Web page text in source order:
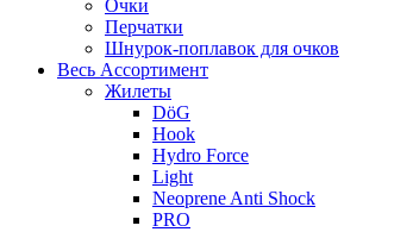
Очки
Перчатки
Шнурок-поплавок для очков
Весь Ассортимент
Жилеты
DöG
Hook
Hydro Force
Light
Neoprene Anti Shock
PRO